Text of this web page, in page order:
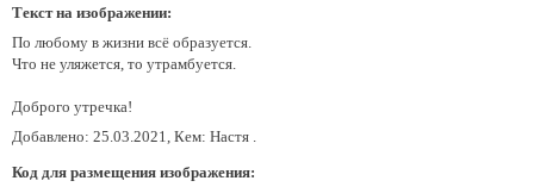
Текст на изображении:
По любому в жизни всё образуется.
Что не уляжется, то утрамбуется.
Доброго утречка!
Добавлено: 25.03.2021, Кем: Настя .
Код для размещения изображения: